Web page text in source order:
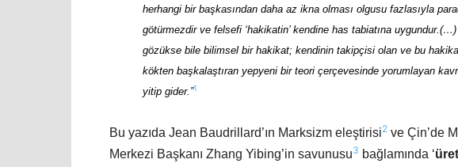
herhangi bir başkasından daha az ikna olması olgusu fazlasıyla
götürmezdir ve felsefi ‘hakikatin’ kendine has tabiatına
gözükse bile bilimsel bir hakikat; kendinin takipçisi olan ve bu
kökten başkalaştıran yepyeni bir teori çerçevesinde yorumlayan
yitip gider.”1
Bu yazıda Jean Baudrillard’ın Marksizm eleştirisi2 ve Çin’de
Merkezi Başkanı Zhang Yibing’in savunusu3 bağlamında ‘